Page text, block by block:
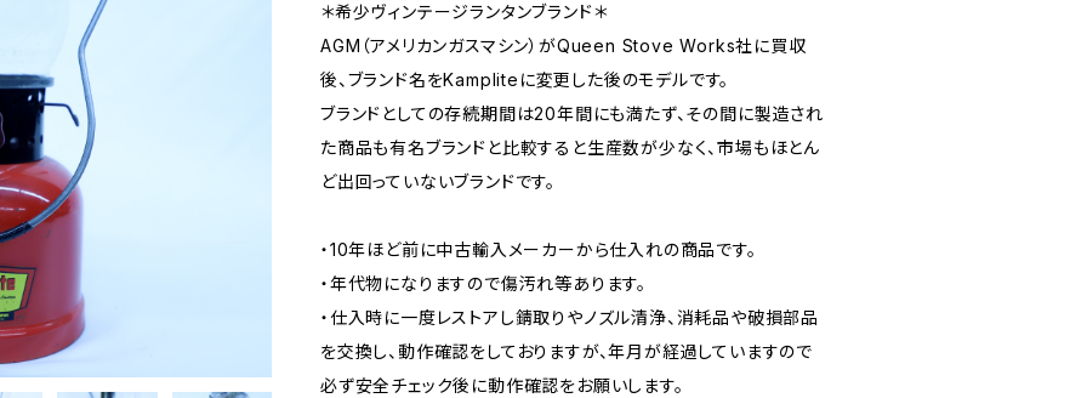
＊希少ヴィンテージランタンブランド＊
AGM（アメリカンガスマシン）がQueen Stove Works社に買収
後、ブランド名をKampliteに変更した後のモデルです。
ブランドとしての存続期間は20年間にも満たず、その間に製造され
た商品も有名ブランドと比較すると生産数が少なく、市場もほとん
ど出回っていないブランドです。
・10年ほど前に中古輸入メーカーから仕入れの商品です。
・年代物になりますので傷汚れ等あります。
・仕入時に一度レストアし錆取りやノズル清浄、消耗品や破損部品
を交換し、動作確認をしておりますが、年月が経過していますので
必ず安全チェック後に動作確認をお願いします。